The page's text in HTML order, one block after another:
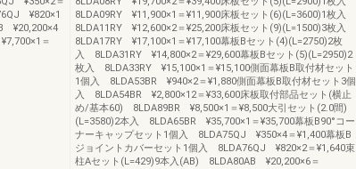
¥820×1
¥20,200×4
＝
8LDA09RY ¥11,900×1＝¥11,900床板セット(6)(L=3600)1枚入
8LDA11RY ¥12,600×2＝¥25,200床板セット(9)(L=1500)3枚入
8LDA17RY ¥17,100×1＝¥17,100幕板Bセット(4)(L=2750)2枚
入 8LDA31RY ¥14,800×2＝¥29,600幕板Bセット(5)(L=2950)2
枚入 8LDA33RY ¥15,100×1＝¥15,100側面幕板B取付材セット
1個入 8LDA53BR ¥940×2＝¥1,880側面幕板B取付材セット3個
入 8LDA54BR ¥2,800×12＝¥33,600床板取付部品セット(横止
め/基本60) 8LDA89BR ¥8,500×1＝¥8,500大引セット(2.0間)
(L=3580)2本入 8LDA65BR ¥35,700×1＝¥35,700幕板B90°コー
ナーキャップセット1個入 8LDA75QJ ¥350×4＝¥1,400幕板B
ジョイントカバーセット1個入 8LDA76QJ ¥820×2＝¥1,640束
柱Aセット(L=429)9本入(AB) 8LDA80AB ¥20,200×6＝